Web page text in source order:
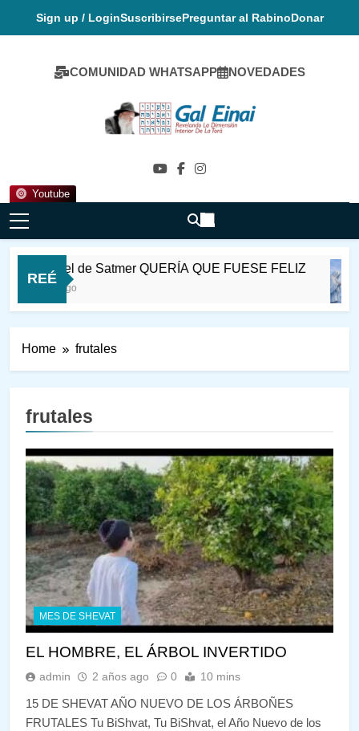
Sign up / LoginSuscribirsePreguntar al RabinoDonar
COMUNIDAD WHATSAPP NOVEDADES
Youtube
Gal Einai En
REÉ
Rabi Ioel de Satmer QUERÍA QUE FUESE FELIZ
9 Horas Ago
Home frutales
frutales
MES DE SHEVAT
EL HOMBRE, EL ÁRBOL INVERTIDO
admin 2 años ago 0 10 mins
15 DE SHEVAT AÑO NUEVO DE LOS ÁRBOÑES
FRUTALES Tu BiShvat, Tu BiShvat, el Año Nuevo de los